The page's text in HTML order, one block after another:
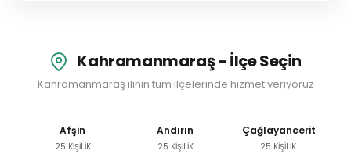
Kahramanmaraş - İlçe Seçin
Kahramanmaraş ilinin tüm ilçelerinde hizmet veriyoruz
Afşin
25 KİŞİLİK
Andırın
25 KİŞİLİK
Çağlayancerit
25 KİŞİLİK